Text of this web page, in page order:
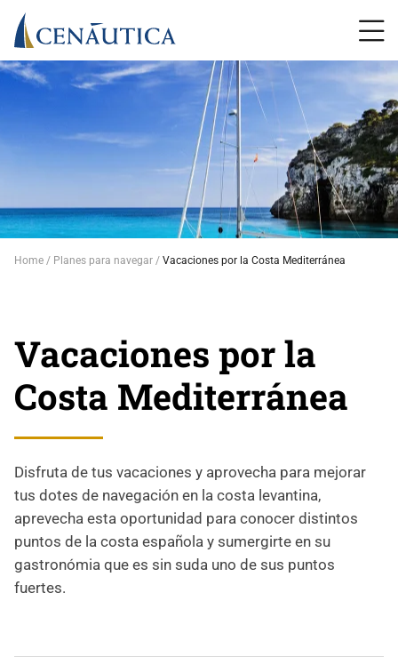
Home Planes para navegar Vacaciones por la Costa Mediterránea
Vacaciones por la
Costa Mediterránea
Disfruta de tus vacaciones y aprovecha para mejorar
tus dotes de navegación en la costa levantina,
aprevecha esta oportunidad para conocer distintos
puntos de la costa española y sumergirte en su
gastronómia que es sin suda uno de sus puntos
fuertes.